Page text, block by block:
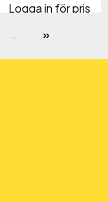
Logga in för pris
…